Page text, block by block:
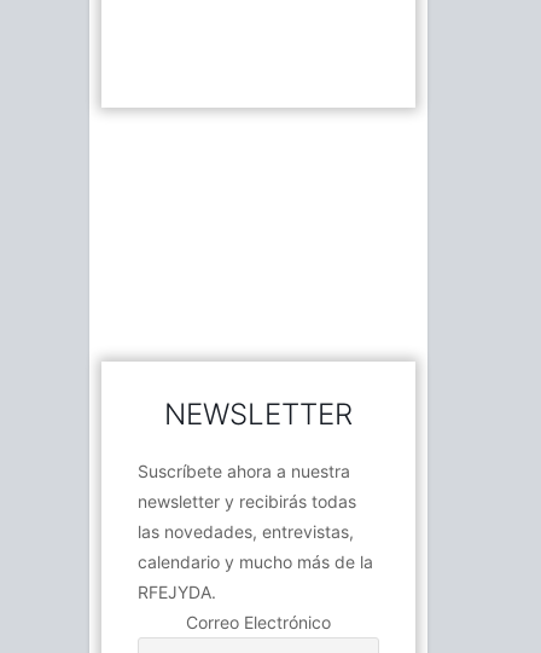
NEWSLETTER
Suscríbete ahora a nuestra
newsletter y recibirás todas
las novedades, entrevistas,
calendario y mucho más de la
RFEJYDA.
Correo Electrónico